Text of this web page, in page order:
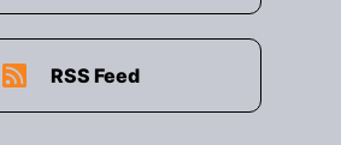
RSS Feed